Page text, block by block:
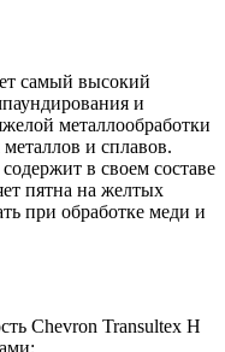
самый высокий
и
металлообработки
и сплавов.
в своем составе
пятна на желтых
при обработке меди и
Chevron Transultex H